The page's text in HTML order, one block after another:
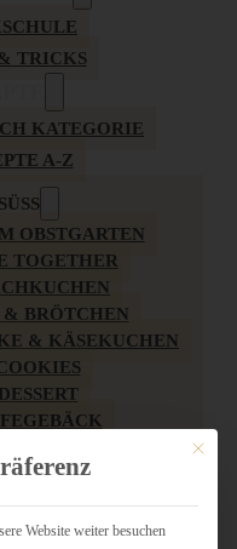
TRICKS
KATEGORIE
A-Z
SÜSS
OBSTGARTEN
TOGETHER
& BRÖTCHEN
& KÄSEKUCHEN
DESSERT
& GESÜNDER
BAKERY
Mit
Website weiter besuchen